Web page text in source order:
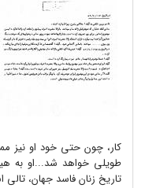
کار، چون حتی خود او نیز
طویلی خواهد شد...او به
تاریخ زنان فاسد جهان، تالی